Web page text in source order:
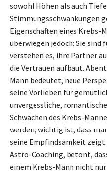
sowohl Höhen als auch
Stimmungsschwankungen
Eigenschaften eines Krebs-
überwiegen jedoch: Sie
verstehen es, ihre Partner
die Vertrauen aufbaut.
Mann bedeutet, neue
seine Vorlieben für
unvergessliche,
Schwächen des Krebs-
werden; wichtig ist, dass
seine Empfindsamkeit
Astro-Coaching, betont,
einem Krebs-Mann nicht